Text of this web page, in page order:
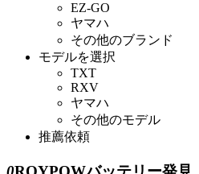
EZ-GO
ヤマハ
その他のブランド
モデルを選択
TXT
RXV
ヤマハ
その他のモデル
推薦依頼